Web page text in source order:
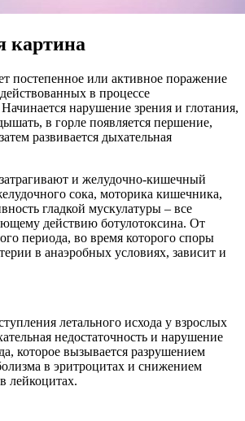
картина
постепенное или активное поражение
в процессе
нарушение зрения и глотания,
в горле появляется першение,
развивается дыхательная
и желудочно-кишечный
сока, моторика кишечника,
гладкой мускулатуры – все
действию ботулотоксина. От
периода, во время которого споры
в анаэробных условиях, зависит и
летального исхода у взрослых
недостаточность и нарушение
которое вызывается разрушением
в эритроцитах и снижением
лейкоцитах.